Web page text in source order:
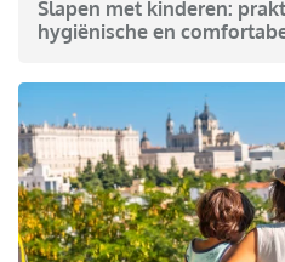
Slapen met kinderen:
hygiënische en